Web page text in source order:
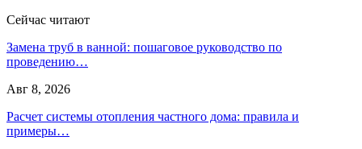
Сейчас читают
Замена труб в ванной: пошаговое руководство по
проведению…
Авг 8, 2026
Расчет системы отопления частного дома: правила и
примеры…